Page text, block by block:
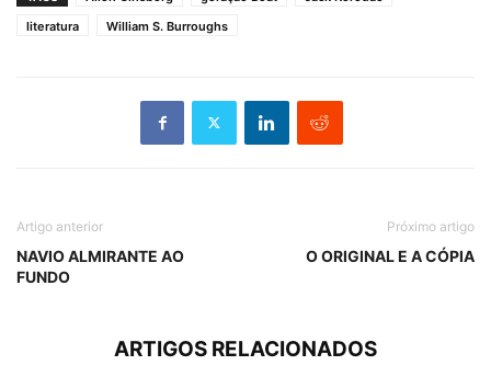
literatura
William S. Burroughs
Artigo anterior
NAVIO ALMIRANTE AO
FUNDO
Próximo artigo
O ORIGINAL E A CÓPIA
ARTIGOS RELACIONADOS